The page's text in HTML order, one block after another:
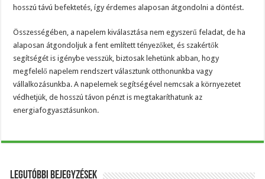
hosszú távú befektetés, így érdemes alaposan átgondolni a döntést.
Összességében, a napelem kiválasztása nem egyszerű feladat, de ha
alaposan átgondoljuk a fent említett tényezőket, és szakértők
segítségét is igénybe vesszük, biztosak lehetünk abban, hogy
megfelelő napelem rendszert választunk otthonunkba vagy
vállalkozásunkba. A napelemek segítségével nemcsak a környezetet
védhetjük, de hosszú távon pénzt is megtakaríthatunk az
energiafogyasztásunkon.
Legutóbbi bejegyzések